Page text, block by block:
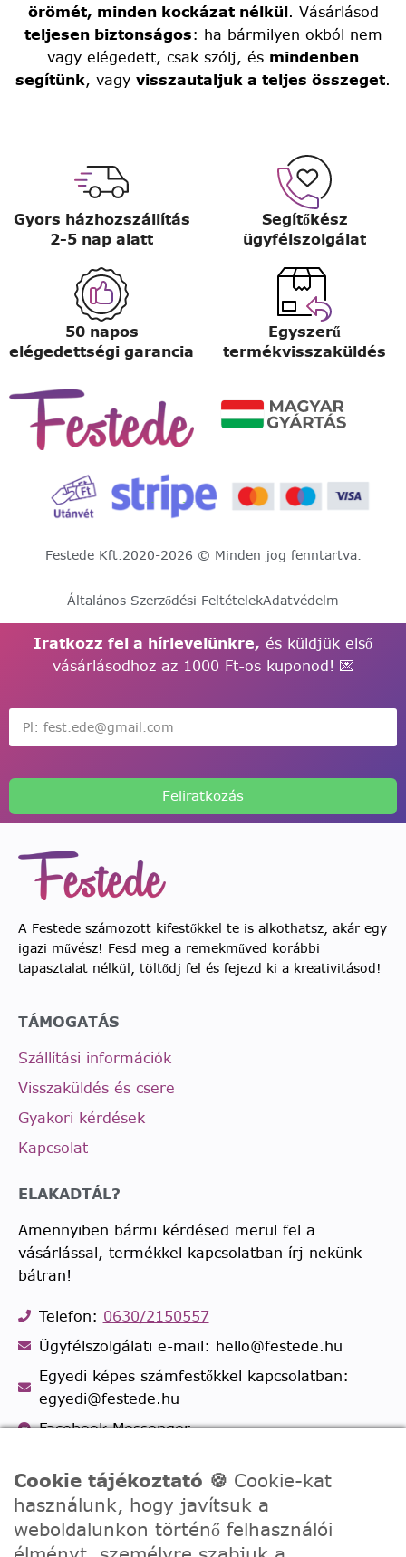
örömét, minden kockázat nélkül. Vásárlásod
teljesen biztonságos: ha bármilyen okból nem
vagy elégedett, csak szólj, és mindenben
segítünk, vagy visszautaljuk a teljes összeget.
Gyors házhozszállítás
2-5 nap alatt
Segítőkész
ügyfélszolgálat
50 napos
elégedettségi garancia
Egyszerű
termékvisszaküldés
Festede Kft.2020-2026 © Minden jog fenntartva.
Általános Szerződési FeltételekAdatvédelm
Iratkozz fel a hírlevelünkre, és küldjük első
vásárlásodhoz az 1000 Ft-os kuponod! 💌
Feliratkozás
A Festede számozott kifestőkkel te is alkothatsz, akár egy
igazi művész! Fesd meg a remekműved korábbi
tapasztalat nélkül, töltődj fel és fejezd ki a kreativitásod!
TÁMOGATÁS
Szállítási információk
Visszaküldés és csere
Gyakori kérdések
Kapcsolat
ELAKADTÁL?
Amennyiben bármi kérdésed merül fel a
vásárlással, termékkel kapcsolatban írj nekünk
bátran!
Telefon: 0630/2150557
Ügyfélszolgálati e-mail: hello@festede.hu
Egyedi képes számfestőkkel kapcsolatban:
egyedi@festede.hu
Facebook Messenger
Cookie tájékoztató 🍪 Cookie-kat
használunk, hogy javítsuk a
weboldalunkon történő felhasználói